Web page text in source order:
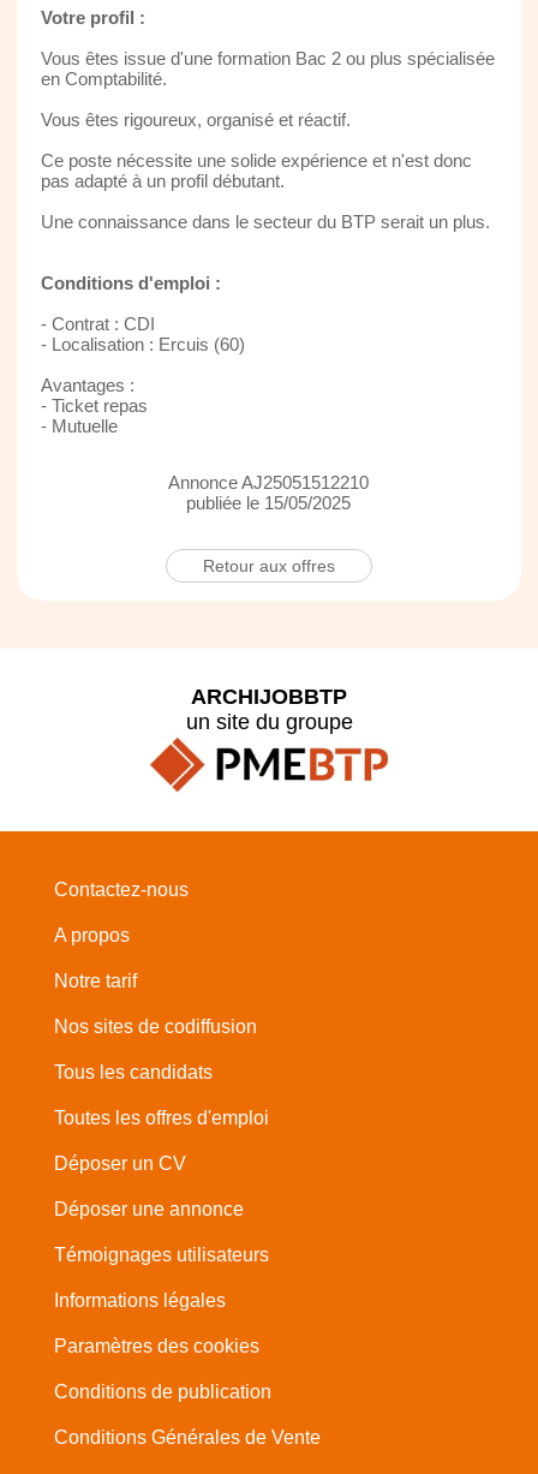
Votre profil :
Vous êtes issue d'une formation Bac 2 ou plus spécialisée
en Comptabilité.
Vous êtes rigoureux, organisé et réactif.
Ce poste nécessite une solide expérience et n'est donc
pas adapté à un profil débutant.
Une connaissance dans le secteur du BTP serait un plus.
Conditions d'emploi :
- Contrat : CDI
- Localisation : Ercuis (60)
Avantages :
- Ticket repas
- Mutuelle
Annonce AJ25051512210
publiée le 15/05/2025
Retour aux offres
ARCHIJOBBTP
un site du groupe
Contactez-nous
A propos
Notre tarif
Nos sites de codiffusion
Tous les candidats
Toutes les offres d'emploi
Déposer un CV
Déposer une annonce
Témoignages utilisateurs
Informations légales
Paramètres des cookies
Conditions de publication
Conditions Générales de Vente